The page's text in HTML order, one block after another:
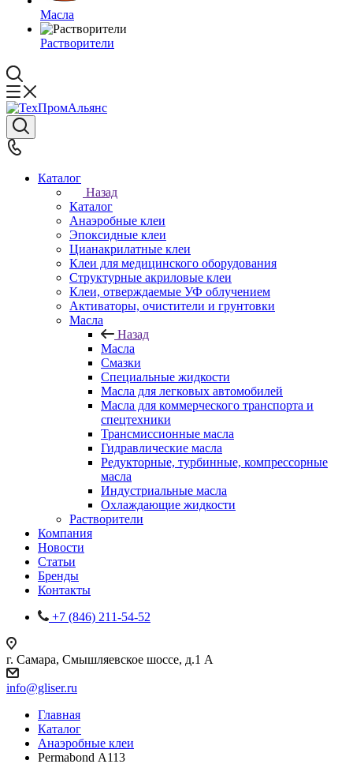
Масла
Растворители
Каталог
Назад
Каталог
Анаэробные клеи
Эпоксидные клеи
Цианакрилатные клеи
Клеи для медицинского оборудования
Структурные акриловые клеи
Клеи, отверждаемые УФ облучением
Активаторы, очистители и грунтовки
Масла
Назад
Масла
Смазки
Специальные жидкости
Масла для легковых автомобилей
Масла для коммерческого транспорта и
спецтехники
Трансмиссионные масла
Гидравлические масла
Редукторные, турбинные, компрессорные
масла
Индустриальные масла
Охлаждающие жидкости
Растворители
Компания
Новости
Статьи
Бренды
Контакты
+7 (846) 211-54-52
г. Самара, Смышляевское шоссе, д.1 А
info@gliser.ru
Главная
Каталог
Анаэробные клеи
Permabond А113